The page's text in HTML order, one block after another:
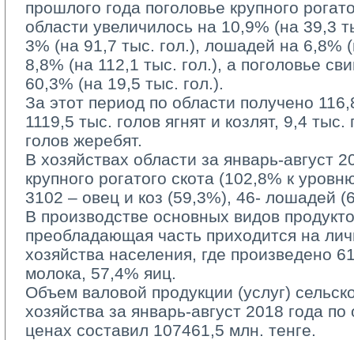
прошлого года поголовье крупного
области увеличилось на 10,9% (на 39,3
3% (на 91,7 тыс. гол.), лошадей на 6,8%
8,8% (на 112,1 тыс. гол.), а поголовье
60,3% (на 19,5 тыс. гол.).
За этот период по области получено
1119,5 тыс. голов ягнят и козлят, 9,4
голов жеребят.
В хозяйствах области за январь-август
крупного рогатого скота (102,8% к
3102 – овец и коз (59,3%), 46- лошадей
В производстве основных видов
преобладающая часть приходится на
хозяйства населения, где произведено
молока, 57,4% яиц.
Объем валовой продукции (услуг)
хозяйства за январь-август 2018 года
ценах составил 107461,5 млн. тенге.